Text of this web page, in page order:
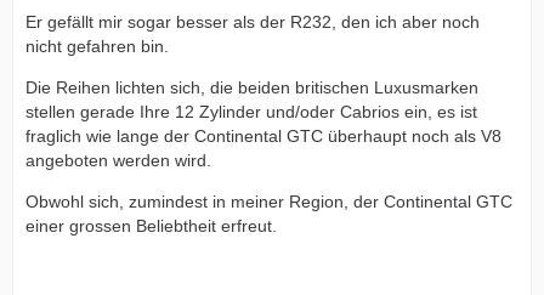
Er gefällt mir sogar besser als der R232, den ich aber noch
nicht gefahren bin.
Die Reihen lichten sich, die beiden britischen Luxusmarken
stellen gerade Ihre 12 Zylinder und/oder Cabrios ein, es ist
fraglich wie lange der Continental GTC überhaupt noch als V8
angeboten werden wird.
Obwohl sich, zumindest in meiner Region, der Continental GTC
einer grossen Beliebtheit erfreut.